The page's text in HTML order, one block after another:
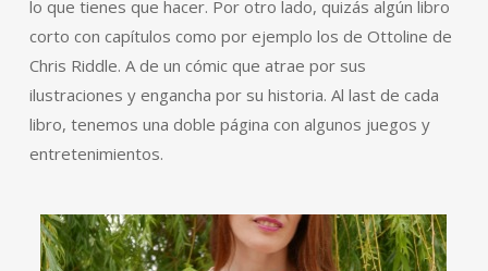
lo que tienes que hacer. Por otro lado, quizás algún libro
corto con capítulos como por ejemplo los de Ottoline de
Chris Riddle. A de un cómic que atrae por sus
ilustraciones y engancha por su historia. Al last de cada
libro, tenemos una doble página con algunos juegos y
entretenimientos.